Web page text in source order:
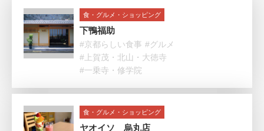
食・グルメ・ショッピング
下鴨福助
#京都らしい食事 #グルメ
#上賀茂・北山・大徳寺
#一乗寺・修学院
食・グルメ・ショッピング
ヤオイソ 烏丸店